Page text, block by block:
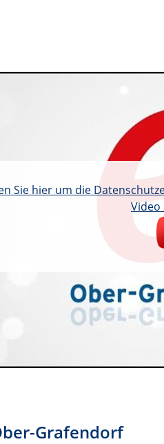
Sie hier um die
Video
Grafendorf